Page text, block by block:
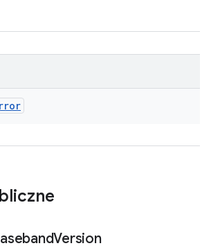
Version